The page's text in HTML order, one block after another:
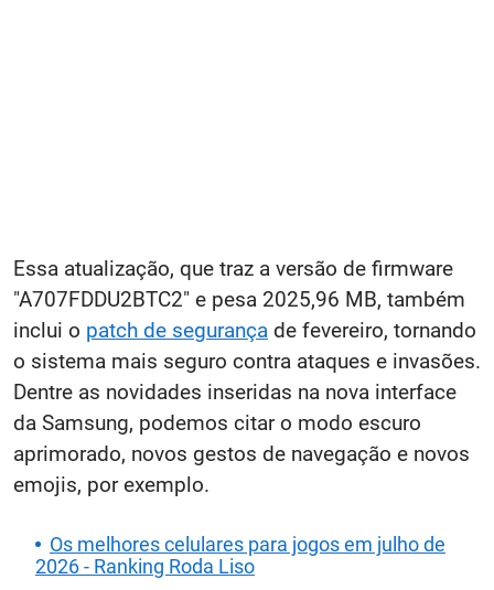
Essa atualização, que traz a versão de firmware
"A707FDDU2BTC2" e pesa 2025,96 MB, também
inclui o patch de segurança de fevereiro, tornando
o sistema mais seguro contra ataques e invasões.
Dentre as novidades inseridas na nova interface
da Samsung, podemos citar o modo escuro
aprimorado, novos gestos de navegação e novos
emojis, por exemplo.
Os melhores celulares para jogos em julho de
2026 - Ranking Roda Liso